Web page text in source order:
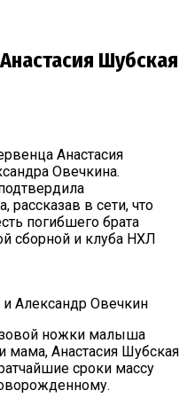
Шубская
Анастасия
Овечкина.
рассказав в сети, что
погибшего брата
сборной и клуба НХЛ
Александр Овечкин
ножки малыша
мама, Анастасия Шубская
сроки массу